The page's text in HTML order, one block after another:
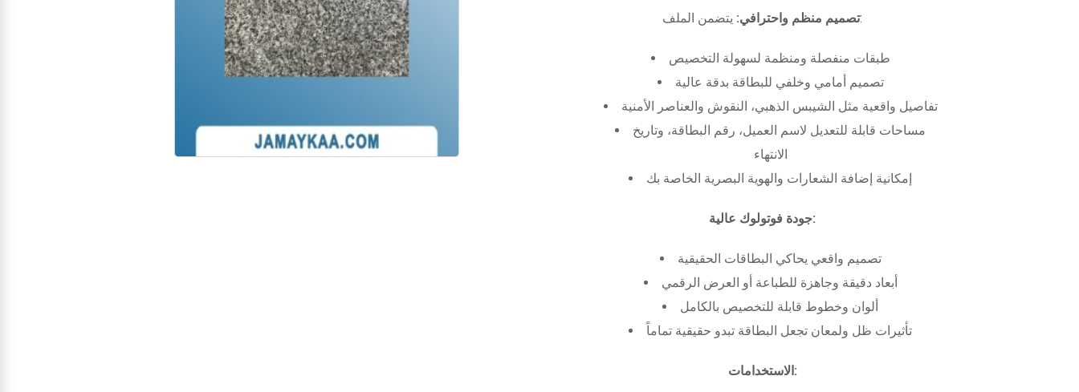
تصميم منظم واحترافي:يتضمن الملف:
طبقات منفصلة ومنظمة لسهولة التخصيص
تصميم أمامي وخلفي للبطاقة بدقة عالية
تفاصيل واقعية مثل الشيبس الذهبي، النقوش والعناصر الأمنية
مساحات قابلة للتعديل لاسم العميل، رقم البطاقة، وتاريخ
الانتهاء
إمكانية إضافة الشعارات والهوية البصرية الخاصة بك
جودة فوتولوك عالية:
تصميم واقعي يحاكي البطاقات الحقيقية
أبعاد دقيقة وجاهزة للطباعة أو العرض الرقمي
ألوان وخطوط قابلة للتخصيص بالكامل
تأثيرات ظل ولمعان تجعل البطاقة تبدو حقيقية تماماً
الاستخدامات: